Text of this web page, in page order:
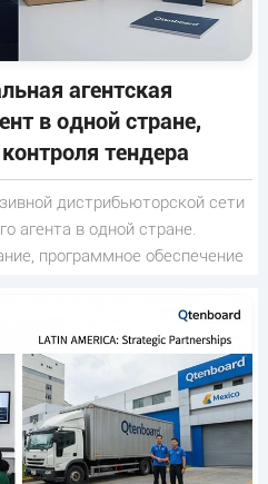
агентская
в одной стране,
тендера
дистрибьюторской сети
агента в одной стране.
программное обеспечение
жизни вверх